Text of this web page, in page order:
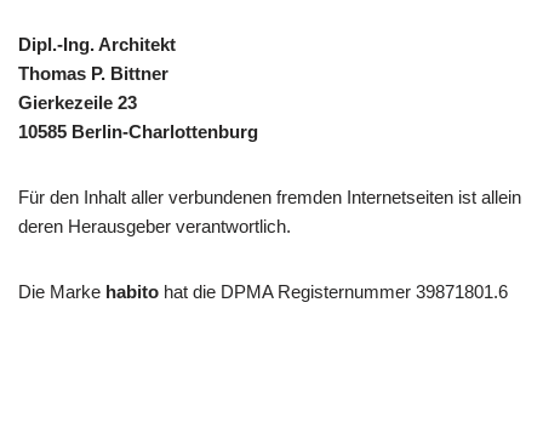
Dipl.-Ing. Architekt
Thomas P. Bittner
Gierkezeile 23
10585 Berlin-Charlottenburg
Für den Inhalt aller verbundenen fremden Internetseiten ist allein
deren Herausgeber verantwortlich.
Die Marke habito hat die DPMA Registernummer 39871801.6